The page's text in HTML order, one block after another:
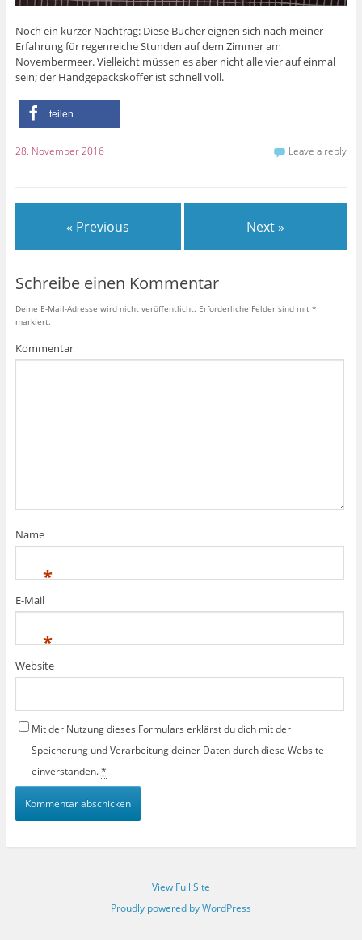
Noch ein kurzer Nachtrag: Diese Bücher eignen sich nach meiner
Erfahrung für regenreiche Stunden auf dem Zimmer am
Novembermeer. Vielleicht müssen es aber nicht alle vier auf einmal
sein; der Handgepäckskoffer ist schnell voll.
teilen
28. November 2016 Leave a reply
« Previous Next »
Schreibe einen Kommentar
Deine E-Mail-Adresse wird nicht veröffentlicht. Erforderliche Felder sind mit *
markiert.
Kommentar
Name
*
E-Mail
*
Website
Mit der Nutzung dieses Formulars erklärst du dich mit der
Speicherung und Verarbeitung deiner Daten durch diese Website
einverstanden.*
View Full Site
Proudly powered by WordPress